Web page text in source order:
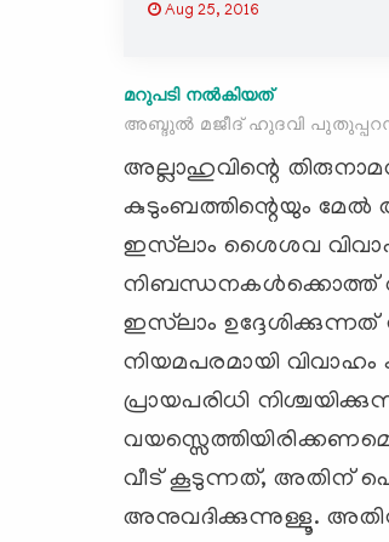
Aug 25, 2016
മറുപടി നൽകിയത്
അബ്ദുല്‍ മജീദ്‌ ഹുദവി
അല്ലാഹുവിന്റെ
കുടുംബത്തിന്റെയും മേല്‍
ഇസ്‌ലാം ശൈശവ
നിബന്ധനകള്‍ക്കൊത്ത്
ഇസ്‌ലാം
നിയമപരമായി
പ്രായപരിധി
വീട് കൂടുന്നത്, അതിന്
അനുവദിക്കുന്നുള്ളൂ. അതിന്